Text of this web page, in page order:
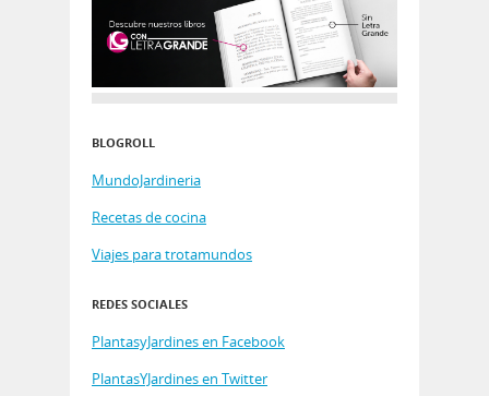
BLOGROLL
MundoJardineria
Recetas de cocina
Viajes para trotamundos
REDES SOCIALES
PlantasyJardines en Facebook
PlantasYJardines en Twitter